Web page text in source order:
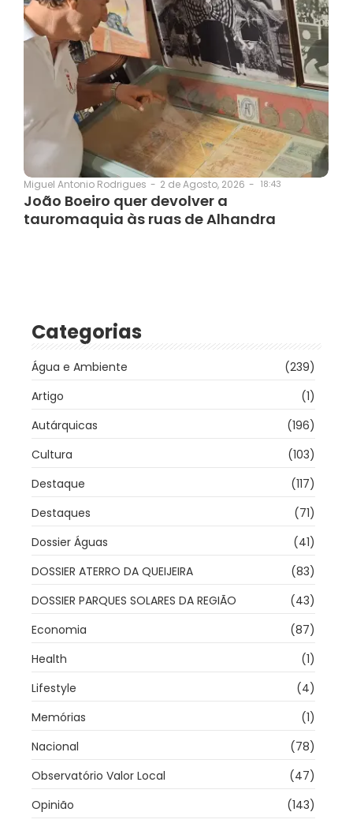
Miguel Antonio Rodrigues - 2 de Agosto, 2026 - 18:43
João Boeiro quer devolver a
tauromaquia às ruas de Alhandra
Categorias
Água e Ambiente
(239)
Artigo
(1)
Autárquicas
(196)
Cultura
(103)
Destaque
(117)
Destaques
(71)
Dossier Águas
(41)
DOSSIER ATERRO DA QUEIJEIRA
(83)
DOSSIER PARQUES SOLARES DA REGIÃO
(43)
Economia
(87)
Health
(1)
Lifestyle
(4)
Memórias
(1)
Nacional
(78)
Observatório Valor Local
(47)
Opinião
(143)